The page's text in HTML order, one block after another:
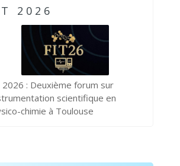
2026
2026 : Deuxième forum sur
scientifique en
chimie à Toulouse